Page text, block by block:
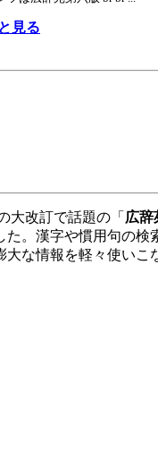
見る
大改訂で話題の「 広辞
。漢字や慣用句の
な情報を軽々使いこ